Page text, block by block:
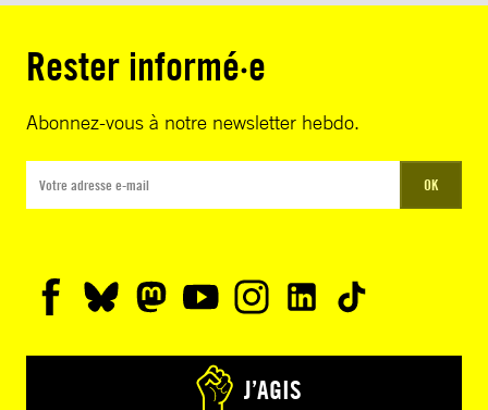
Rester informé·e
Abonnez-vous à notre newsletter hebdo.
OK
J’AGIS